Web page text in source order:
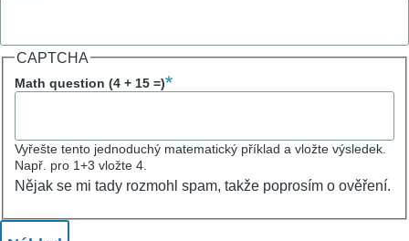
CAPTCHA
Math question (4 + 15 =)
Vyřešte tento jednoduchý matematický příklad a vložte výsledek.
Např. pro 1+3 vložte 4.
Nějak se mi tady rozmohl spam, takže poprosím o ověření.